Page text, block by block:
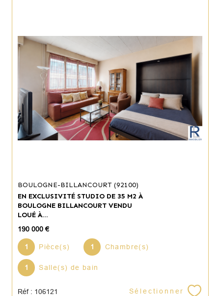
BOULOGNE-BILLANCOURT (92100)
EN EXCLUSIVITÉ STUDIO DE 35 M2 À
BOULOGNE BILLANCOURT VENDU
LOUÉ À...
190 000 €
1 Pièce(s) 1 Chambre(s)
1 Salle(s) de bain
Réf : 106121 Sélectionner